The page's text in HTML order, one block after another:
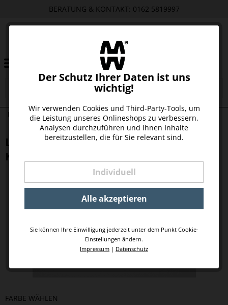
BERATUNG & KONTAKT: 0162 5819997
Der Schutz Ihrer Daten ist uns
wichtig!
Wir verwenden Cookies und Third-Party-Tools, um
die Leistung unseres Onlineshops zu verbessern,
Analysen durchzuführen und Ihnen Inhalte
bereitzustellen, die für Sie relevant sind.
Individuell
Alle akzeptieren
Sie können Ihre Einwilligung jederzeit unter dem Punkt Cookie-
Einstellungen ändern.
Impressum | Datenschutz
LEDERBAND SCHLÜSSELRING MESSING KURZ
LEDERBAND SCHLÜSSELRING MESSING
KURZ
FARBE WÄHLEN